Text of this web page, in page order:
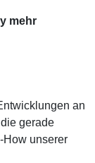
mehr
an
gerade
How unserer